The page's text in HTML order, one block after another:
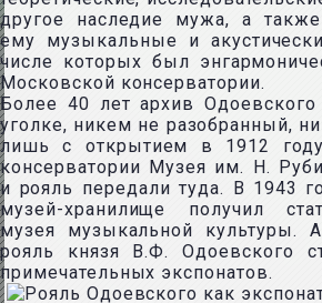
другое наследие мужа, а
ему музыкальные и
числе которых был
Московской консерватории.
Более 40 лет архив
уголке, никем не разобранный,
лишь с открытием в 1912
консерватории Музея им. Н.
и рояль передали туда. В 1943
музей-хранилище получил
музея музыкальной культуры.
рояль князя В.Ф. Одоевского
примечательных экспонатов.